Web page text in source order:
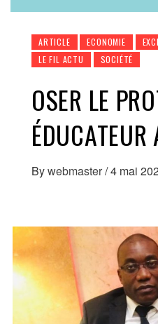
ARTICLE ECONOMIE
LE FIL ACTU
SOCIÉTÉ
OSER LE
ÉDUCATEUR
Bywebmaster/4 mai